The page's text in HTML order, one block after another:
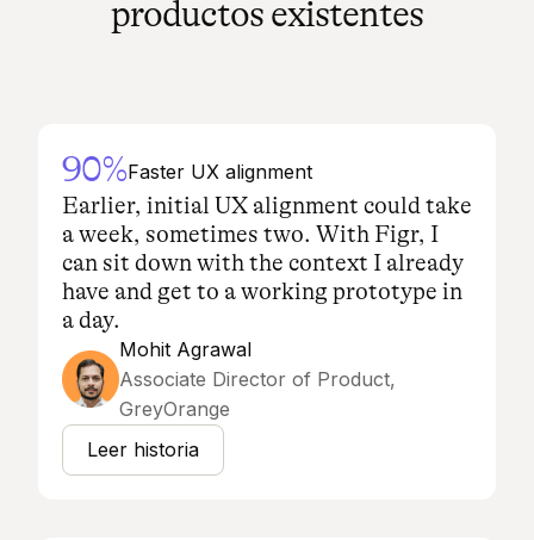
productos existentes
90%Faster UX alignment
Earlier, initial UX alignment could take
a week, sometimes two. With Figr, I
can sit down with the context I already
have and get to a working prototype in
a day.
Mohit Agrawal
Associate Director of Product,
GreyOrange
Leer historia